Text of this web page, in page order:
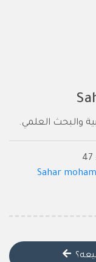
والبحث العلمي.
Sahar